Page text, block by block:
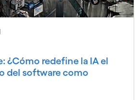
¿Cómo redefine la IA el
del software como